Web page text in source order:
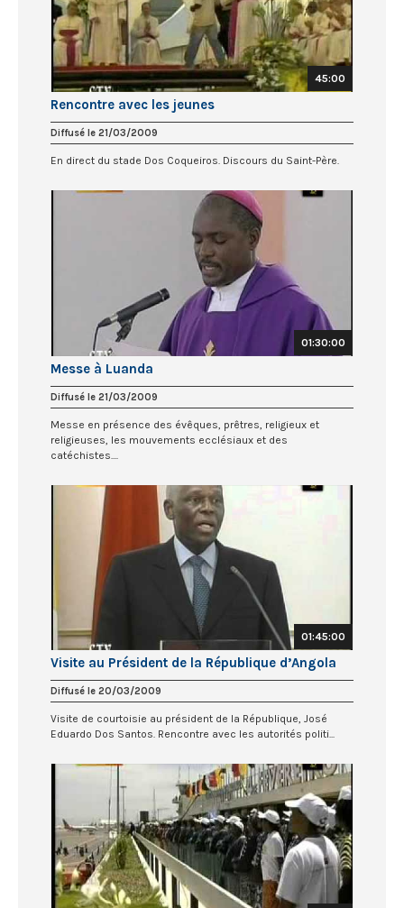
45:00
Rencontre avec les jeunes
Diffusé le 21/03/2009
En direct du stade Dos Coqueiros. Discours du Saint-Père.
01:30:00
Messe à Luanda
Diffusé le 21/03/2009
Messe en présence des évêques, prêtres, religieux et
religieuses, les mouvements ecclésiaux et des
catéchistes....
01:45:00
Visite au Président de la République d’Angola
Diffusé le 20/03/2009
Visite de courtoisie au président de la République, José
Eduardo Dos Santos. Rencontre avec les autorités politi...